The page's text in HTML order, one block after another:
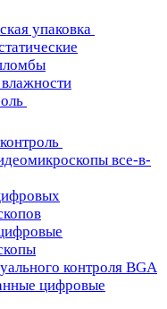
упаковка
все-в-
контроля BGA
цифровые